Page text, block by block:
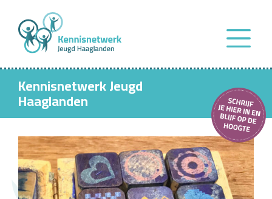
Kennisnetwerk Jeugd
Haaglanden